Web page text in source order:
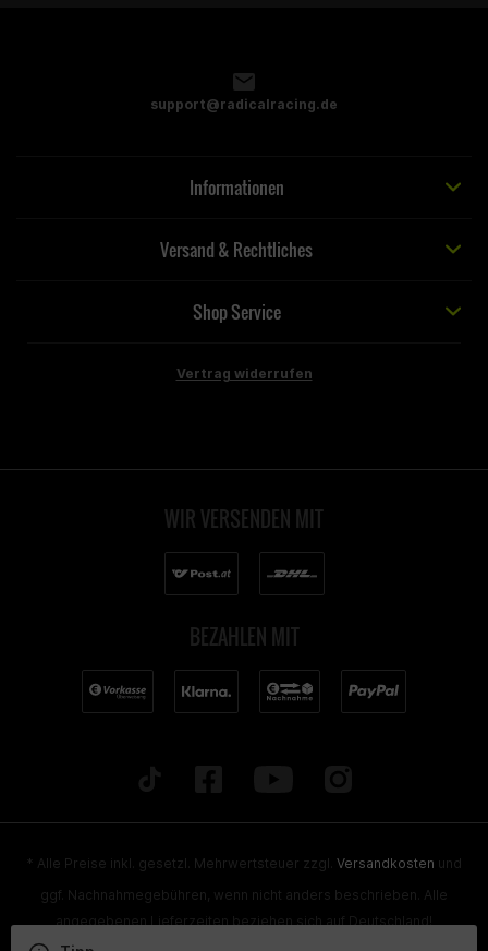
support@radicalracing.de
Informationen
Versand & Rechtliches
Shop Service
Vertrag widerrufen
WIR VERSENDEN MIT
BEZAHLEN MIT
* Alle Preise inkl. gesetzl. Mehrwertsteuer zzgl. Versandkosten und
ggf. Nachnahmegebühren, wenn nicht anders beschrieben. Alle
angegebenen Lieferzeiten beziehen sich auf Deutschland!